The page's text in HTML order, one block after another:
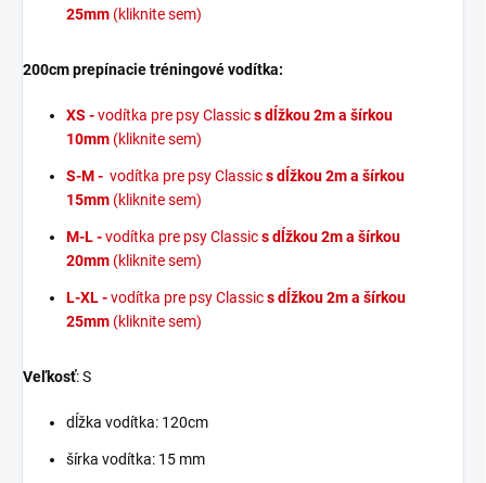
25mm (kliknite sem)
200cm prepínacie tréningové vodítka:
XS -vodítka pre psy Classics dĺžkou 2m a šírkou
10mm (kliknite sem)
S-M - vodítka pre psy Classics dĺžkou 2m a šírkou
15mm (kliknite sem)
M-L -vodítka pre psy Classics dĺžkou 2m a šírkou
20mm (kliknite sem)
L-XL -vodítka pre psy Classics dĺžkou 2m a šírkou
25mm (kliknite sem)
Veľkosť: S
dĺžka vodítka: 120cm
šírka vodítka: 15 mm